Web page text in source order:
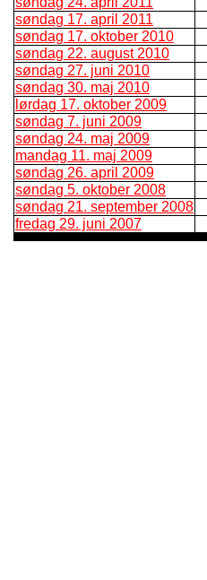
søndag 17. april 2011
søndag 17. oktober 2010
søndag 22. august 2010
søndag 27. juni 2010
søndag 30. maj 2010
lørdag 17. oktober 2009
søndag 7. juni 2009
søndag 24. maj 2009
mandag 11. maj 2009
søndag 26. april 2009
søndag 5. oktober 2008
søndag 21. september 2008
fredag 29. juni 2007